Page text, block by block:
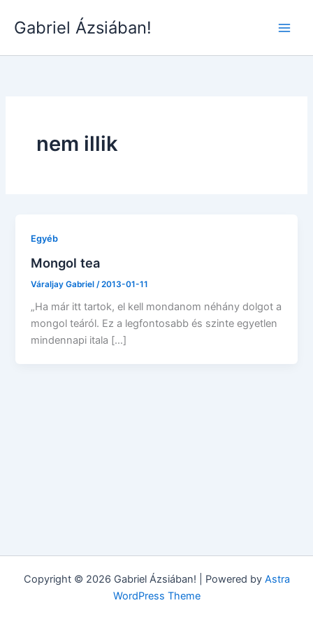
Gabriel Ázsiában!
nem illik
Egyéb
Mongol tea
Váraljay Gabriel /2013-01-11
„Ha már itt tartok, el kell mondanom néhány dolgot a
mongol teáról. Ez a legfontosabb és szinte egyetlen
mindennapi itala […]
Copyright © 2026 Gabriel Ázsiában! | Powered by Astra
WordPress Theme